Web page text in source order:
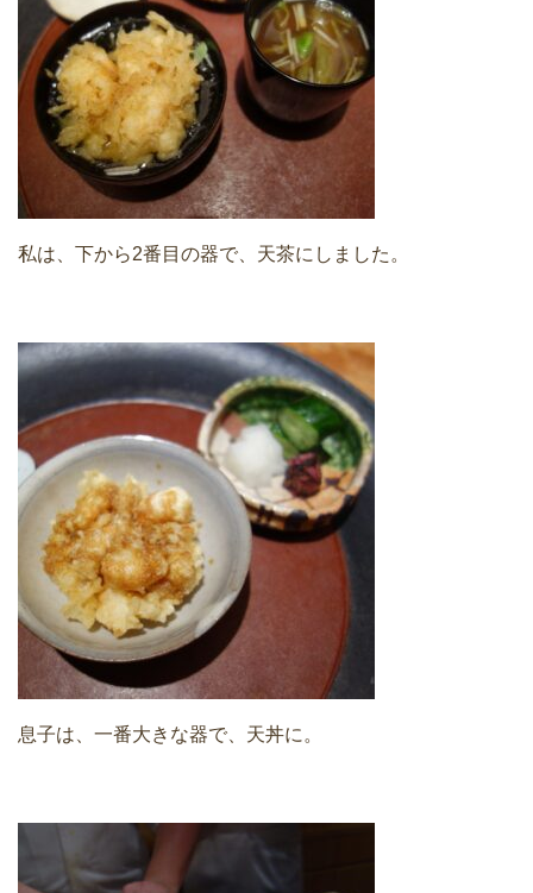
私は、下から2番目の器で、天茶にしました。
息子は、一番大きな器で、天丼に。